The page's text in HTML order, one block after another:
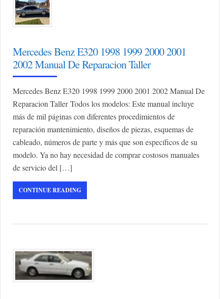
Mercedes Benz E320 1998 1999 2000 2001
2002 Manual De Reparacion Taller
Mercedes Benz E320 1998 1999 2000 2001 2002 Manual De
Reparacion Taller Todos los modelos: Este manual incluye
más de mil páginas con diferentes procedimientos de
reparación mantenimiento, diseños de piezas, esquemas de
cableado, números de parte y más que son específicos de su
modelo. Ya no hay necesidad de comprar costosos manuales
de servicio del […]
CONTINUE READING